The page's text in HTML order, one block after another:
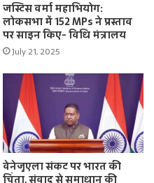
जस्टिस वर्मा महाभियोग:
लोकसभा में 152 MPs ने प्रस्ताव
पर साइन किए- विधि मंत्रालय
July 21, 2025
वेनेजुएला संकट पर भारत की
चिंता, संवाद से समाधान की